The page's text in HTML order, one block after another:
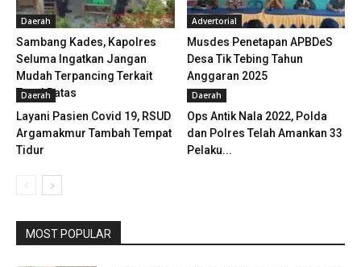
Daerah
Sambang Kades, Kapolres
Seluma Ingatkan Jangan
Mudah Terpancing Terkait
Tapal Batas
Advertorial
Musdes Penetapan APBDeS
Desa Tik Tebing Tahun
Anggaran 2025
Daerah
Layani Pasien Covid 19, RSUD
Argamakmur Tambah Tempat
Tidur
Daerah
Ops Antik Nala 2022, Polda
dan Polres Telah Amankan 33
Pelaku...
MOST POPULAR